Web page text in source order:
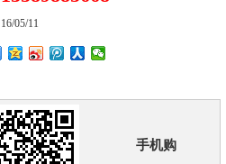
16/05/11
手机购